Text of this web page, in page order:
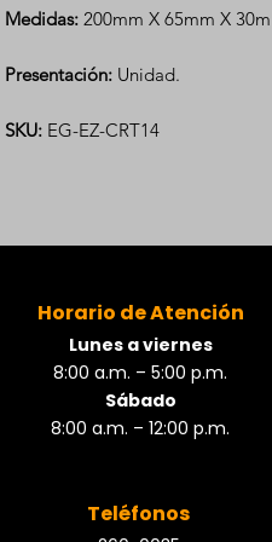
Medidas: 200mm X 65mm X
Presentación: Unidad.
SKU: EG-EZ-CRT14
Horario de Atención
Lunes a viernes
8:00 a.m. – 5:00 p.m.
Sábado
8:00 a.m. – 12:00 p.m.
Teléfonos